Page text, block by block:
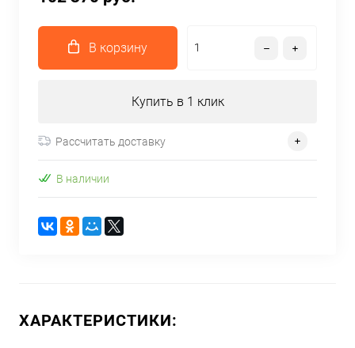
В корзину
Купить в 1 клик
Рассчитать доставку
В наличии
ХАРАКТЕРИСТИКИ: